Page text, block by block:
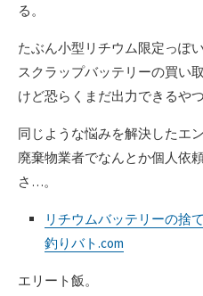
る。
たぶん小型リチウム限定っぽ
スクラップバッテリーの買い
けど恐らくまだ出力できるや
同じような悩みを解決したエ
廃棄物業者でなんとか個人依
さ…。
リチウムバッテリーの捨
釣りバト.com
エリート飯。